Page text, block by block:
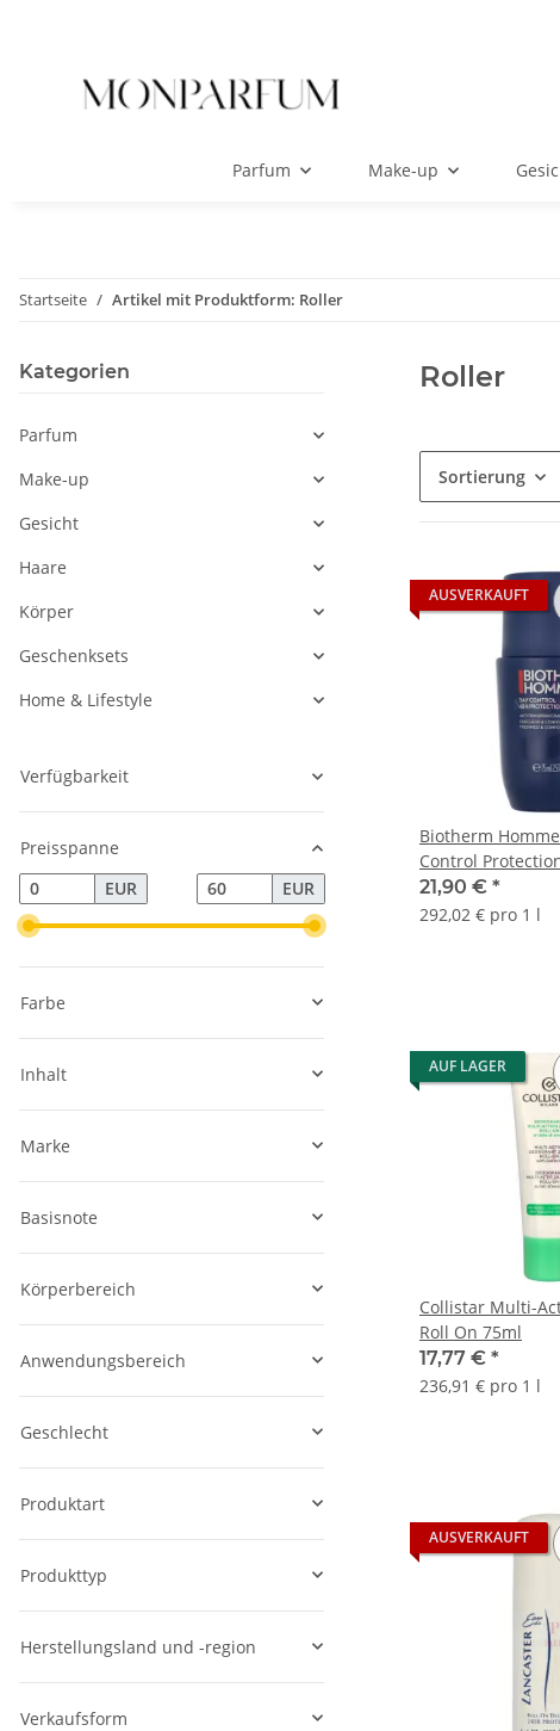
Parfum Make-up
Startseite Artikel mit Produktform: Roller
Roller
Sortierung
AUSVERKAUFT
Biotherm
Control
21,90 € *
292,02 € pro 1 l
AUF LAGER
Collistar Multi-
Roll On 75ml
17,77 € *
236,91 € pro 1 l
AUSVERKAUFT
Kategorien
Parfum
Make-up
Gesicht
Haare
Körper
Geschenksets
Home & Lifestyle
Verfügbarkeit
Preisspanne
EUR
EUR
Farbe
Inhalt
Marke
Basisnote
Körperbereich
Anwendungsbereich
Geschlecht
Produktart
Produkttyp
Herstellungsland und -region
Verkaufsform